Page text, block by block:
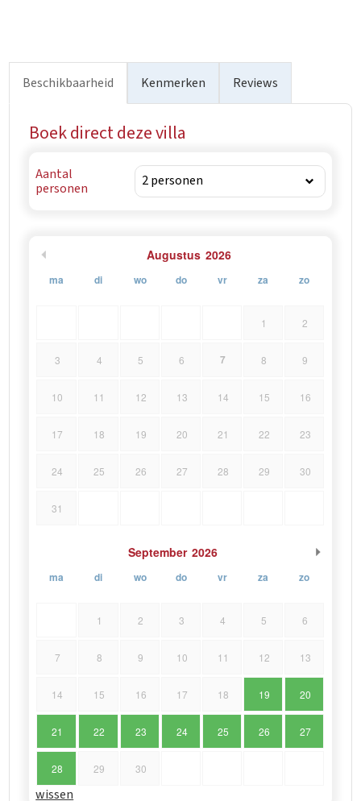
Beschikbaarheid Kenmerken Reviews
Boek direct deze villa
Aantal
personen
Augustus 2026
ma di wo do vr za zo
1 2
3 4 5 6 7 8 9
10 11 12 13 14 15 16
17 18 19 20 21 22 23
24 25 26 27 28 29 30
31
September 2026
ma di wo do vr za zo
1 2 3 4 5 6
7 8 9 10 11 12 13
14 15 16 17 18 19 20
21 22 23 24 25 26 27
28 29 30
wissen